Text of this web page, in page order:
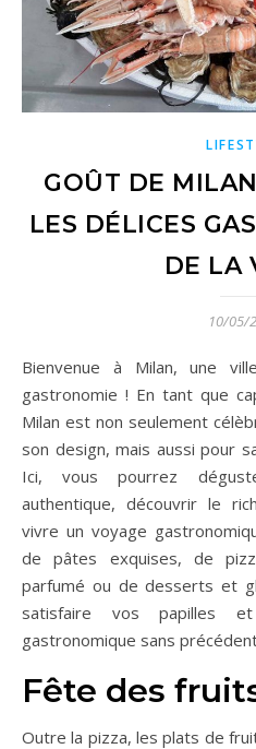
GOÛT DE
LES DÉLICES
DE LA
10/05/
Bienvenue à Milan, une ville pleine de mode et de
gastronomie ! En tant que
Milan est non seulement
son design, mais aussi pour
Ici, vous pourrez
authentique, découvrir le
vivre un voyage
de pâtes exquises, de
parfumé ou de desserts et
satisfaire vos papilles
gastronomique sans
Fête des
Outre la pizza, les plats de